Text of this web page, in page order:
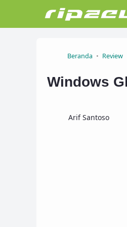
Beranda Review
Windows
Arif Santoso